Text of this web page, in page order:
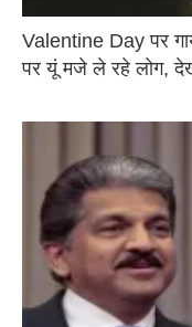
Valentine Day पर
पर यूं मजे ले रहे लोग,